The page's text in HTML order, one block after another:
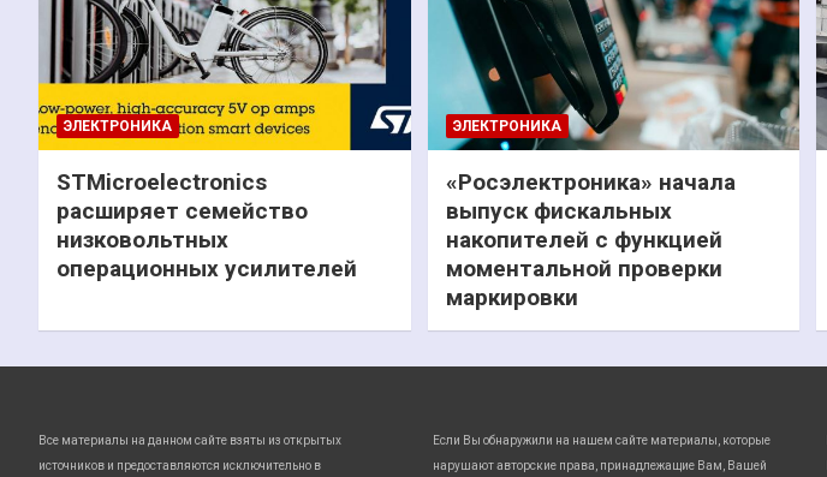
ЭЛЕКТРОНИКА
STMicroelectronics
расширяет семейство
низковольтных
операционных усилителей
ЭЛЕКТРОНИКА
«Росэлектроника» начала
выпуск фискальных
накопителей с функцией
моментальной проверки
маркировки
Все материалы на данном сайте взяты из открытых
источников и предоставляются исключительно в
Если Вы обнаружили на нашем сайте материалы, которые
нарушают авторские права, принадлежащие Вам, Вашей